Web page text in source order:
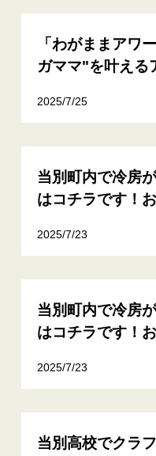
「わがままアワ
ガママ"を叶える
2025/7/25
当別町内で冷房
はコチラです！
2025/7/23
当別町内で冷房
はコチラです！
2025/7/23
当別高校でクラ